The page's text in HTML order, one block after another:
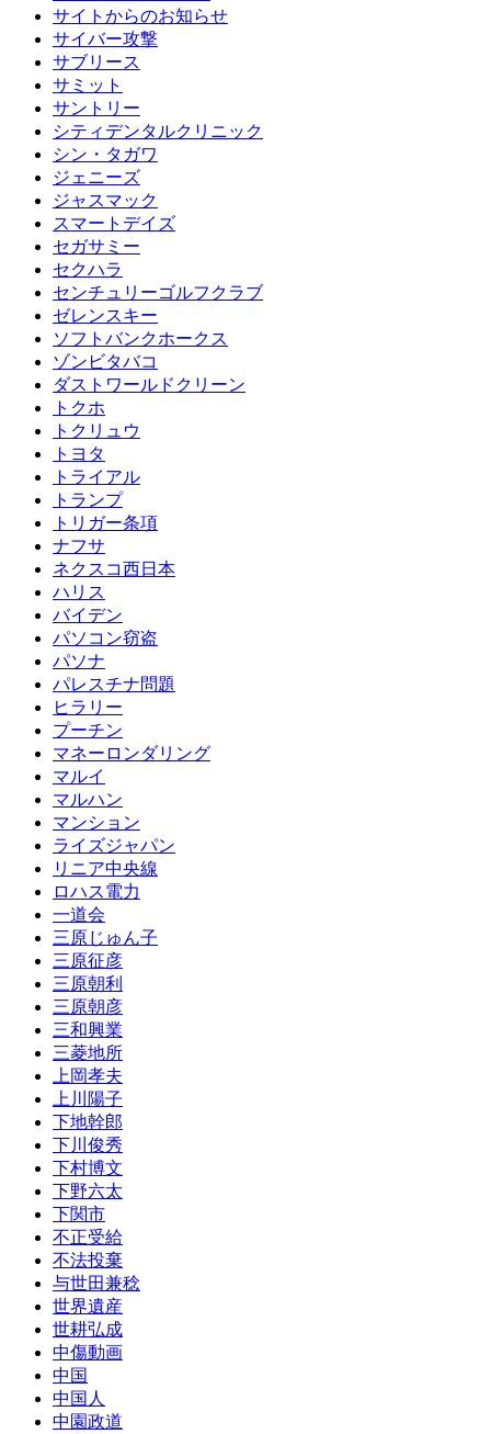
サイトからのお知らせ
サイバー攻撃
サブリース
サミット
サントリー
シティデンタルクリニック
シン・タガワ
ジェニーズ
ジャスマック
スマートデイズ
セガサミー
セクハラ
センチュリーゴルフクラブ
ゼレンスキー
ソフトバンクホークス
ゾンビタバコ
ダストワールドクリーン
トクホ
トクリュウ
トヨタ
トライアル
トランプ
トリガー条項
ナフサ
ネクスコ西日本
ハリス
バイデン
パソコン窃盗
パソナ
パレスチナ問題
ヒラリー
プーチン
マネーロンダリング
マルイ
マルハン
マンション
ライズジャパン
リニア中央線
ロハス電力
一道会
三原じゅん子
三原征彦
三原朝利
三原朝彦
三和興業
三菱地所
上岡孝夫
上川陽子
下地幹郎
下川俊秀
下村博文
下野六太
下関市
不正受給
不法投棄
与世田兼稔
世界遺産
世耕弘成
中傷動画
中国
中国人
中園政道